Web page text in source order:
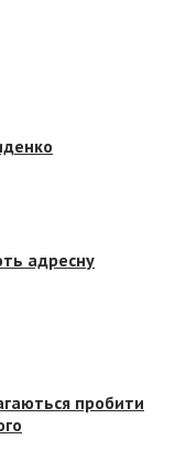
адресну
пробити